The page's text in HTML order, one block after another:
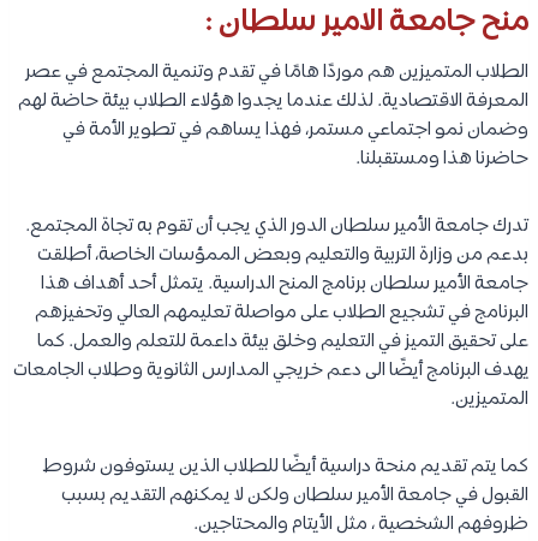
منح جامعة الامير سلطان :
الطلاب المتميزين هم موردًا هامًا في تقدم وتنمية المجتمع في عصر
المعرفة الاقتصادية. لذلك عندما يجدوا هؤلاء الطلاب بيئة حاضة لهم
وضمان نمو اجتماعي مستمر، فهذا يساهم في تطوير الأمة في
حاضرنا هذا ومستقبلنا.
تدرك جامعة الأمير سلطان الدور الذي يجب أن تقوم به تجاة المجتمع.
بدعم من وزارة التربية والتعليم وبعض الممؤسات الخاصة، أطلقت
جامعة الأمير سلطان برنامج المنح الدراسية. يتمثل أحد أهداف هذا
البرنامج في تشجيع الطلاب على مواصلة تعليمهم العالي وتحفيزهم
على تحقيق التميز في التعليم وخلق بيئة داعمة للتعلم والعمل. كما
يهدف البرنامج أيضًا الى دعم خريجي المدارس الثانوية وطلاب الجامعات
المتميزين.
كما يتم تقديم منحة دراسية أيضًا للطلاب الذين يستوفون شروط
القبول في جامعة الأمير سلطان ولكن لا يمكنهم التقديم بسبب
ظروفهم الشخصية ، مثل الأيتام والمحتاجين.